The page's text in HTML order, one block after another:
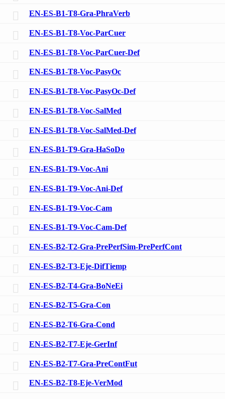
EN-ES-B1-T8-Gra-PhraVerb
EN-ES-B1-T8-Voc-ParCuer
EN-ES-B1-T8-Voc-ParCuer-Def
EN-ES-B1-T8-Voc-PasyOc
EN-ES-B1-T8-Voc-PasyOc-Def
EN-ES-B1-T8-Voc-SalMed
EN-ES-B1-T8-Voc-SalMed-Def
EN-ES-B1-T9-Gra-HaSoDo
EN-ES-B1-T9-Voc-Ani
EN-ES-B1-T9-Voc-Ani-Def
EN-ES-B1-T9-Voc-Cam
EN-ES-B1-T9-Voc-Cam-Def
EN-ES-B2-T2-Gra-PrePerfSim-PrePerfCont
EN-ES-B2-T3-Eje-DifTiemp
EN-ES-B2-T4-Gra-BoNeEi
EN-ES-B2-T5-Gra-Con
EN-ES-B2-T6-Gra-Cond
EN-ES-B2-T7-Eje-GerInf
EN-ES-B2-T7-Gra-PreContFut
EN-ES-B2-T8-Eje-VerMod